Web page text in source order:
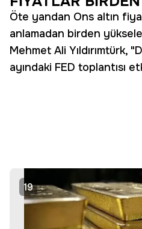
Öte yandan Ons altın
anlamadan birden
Mehmet Ali Yıldırımtürk,
ayındaki FED toplantısı
19